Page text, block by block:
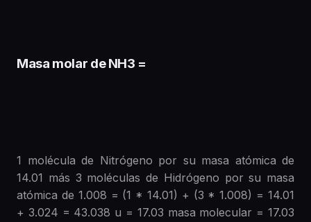
Masa molar de NH3 =
1 molécula de Nitrógeno por su masa atómica de
14.01 más 3 moléculas de Hidrógeno por su masa
atómica de 1.008 = (1 * 14.01) + (3 * 1.008) = 14.01
+ 3.024 = 43.038 u = 17.03 masa molecular = 17.03